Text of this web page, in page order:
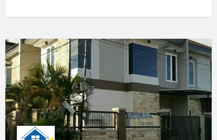
Rumah
Hook
Medokan
Ayu